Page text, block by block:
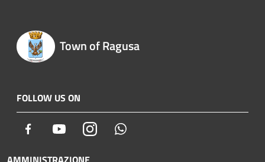
Town of Ragusa
FOLLOW US ON
Facebook YoutubeInstagram